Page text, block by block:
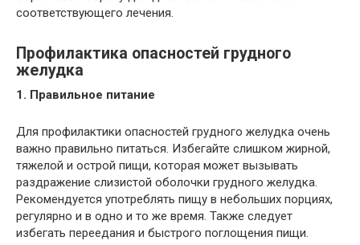
соответствующего лечения.
Профилактика опасностей грудного
желудка
1. Правильное питание
Для профилактики опасностей грудного желудка очень
важно правильно питаться. Избегайте слишком жирной,
тяжелой и острой пищи, которая может вызывать
раздражение слизистой оболочки грудного желудка.
Рекомендуется употреблять пищу в небольших порциях,
регулярно и в одно и то же время. Также следует
избегать переедания и быстрого поглощения пищи.